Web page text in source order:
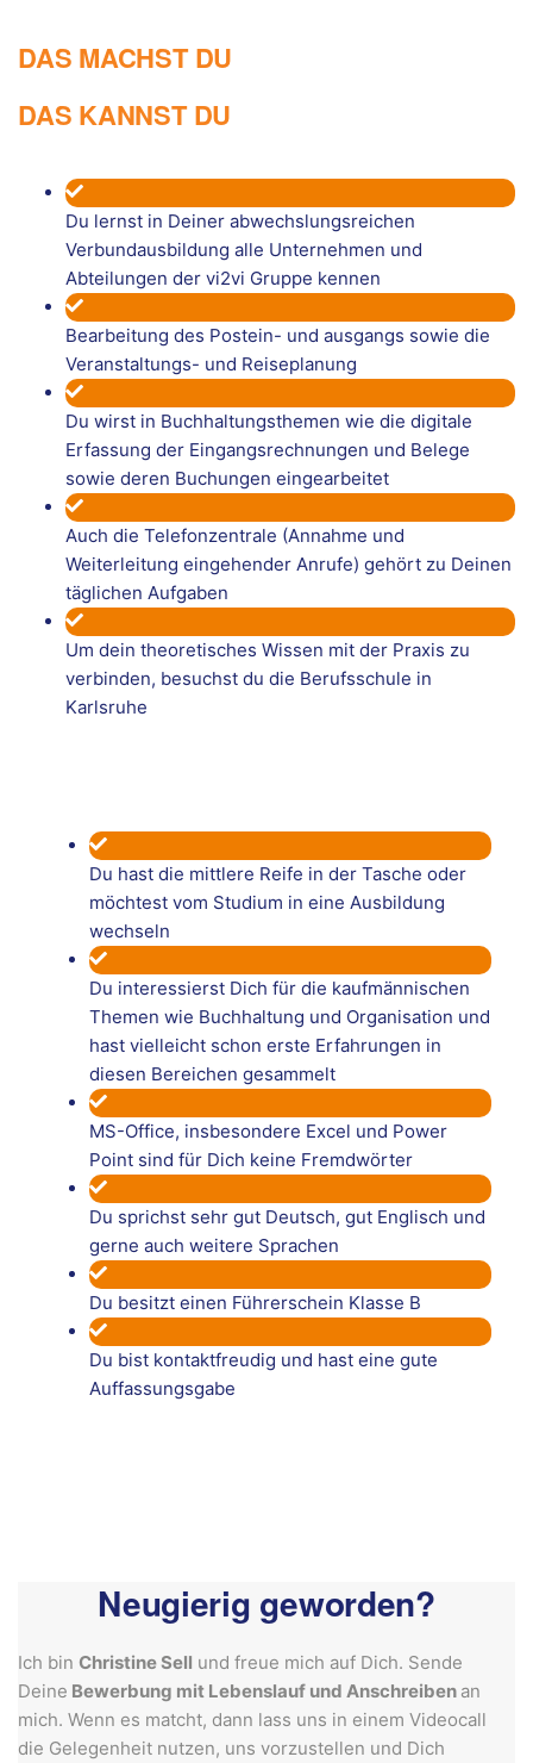
DAS MACHST DU
DAS KANNST DU
Du lernst in Deiner abwechslungsreichen
Verbundausbildung alle Unternehmen und
Abteilungen der vi2vi Gruppe kennen
Bearbeitung des Postein- und ausgangs sowie die
Veranstaltungs- und Reiseplanung
Du wirst in Buchhaltungsthemen wie die digitale
Erfassung der Eingangsrechnungen und Belege
sowie deren Buchungen eingearbeitet
Auch die Telefonzentrale (Annahme und
Weiterleitung eingehender Anrufe) gehört zu Deinen
täglichen Aufgaben
Um dein theoretisches Wissen mit der Praxis zu
verbinden, besuchst du die Berufsschule in
Karlsruhe
Du hast die mittlere Reife in der Tasche oder
möchtest vom Studium in eine Ausbildung
wechseln
Du interessierst Dich für die kaufmännischen
Themen wie Buchhaltung und Organisation und
hast vielleicht schon erste Erfahrungen in
diesen Bereichen gesammelt
MS-Office, insbesondere Excel und Power
Point sind für Dich keine Fremdwörter
Du sprichst sehr gut Deutsch, gut Englisch und
gerne auch weitere Sprachen
Du besitzt einen Führerschein Klasse B
Du bist kontaktfreudig und hast eine gute
Auffassungsgabe
Neugierig geworden?
Ich bin Christine Sell und freue mich auf Dich. Sende
Deine Bewerbung mit ­Lebenslauf und Anschreiben an
mich. Wenn es matcht, dann lass uns in einem Videocall
die Gelegenheit nutzen, uns vorzustellen und Dich